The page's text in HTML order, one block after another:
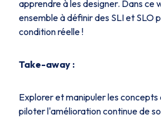
apprendre à les designer. Dans ce
ensemble à définir des SLI et SLO
condition réelle !
Take-away :
Explorer et manipuler les concepts
piloter l'amélioration continue de